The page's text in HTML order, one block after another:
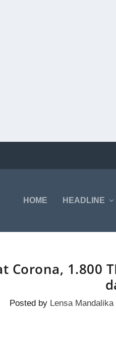
HOME HEADLINE
Corona, 1.800
Posted by Lensa Mandalika|